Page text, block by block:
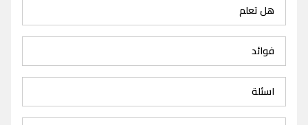
هل تعلم
فوائد
اسئلة